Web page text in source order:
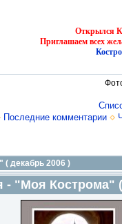
Открылся
Приглашаем всех
Последние комментарии
( декабрь 2006 )
- "Моя Кострома"